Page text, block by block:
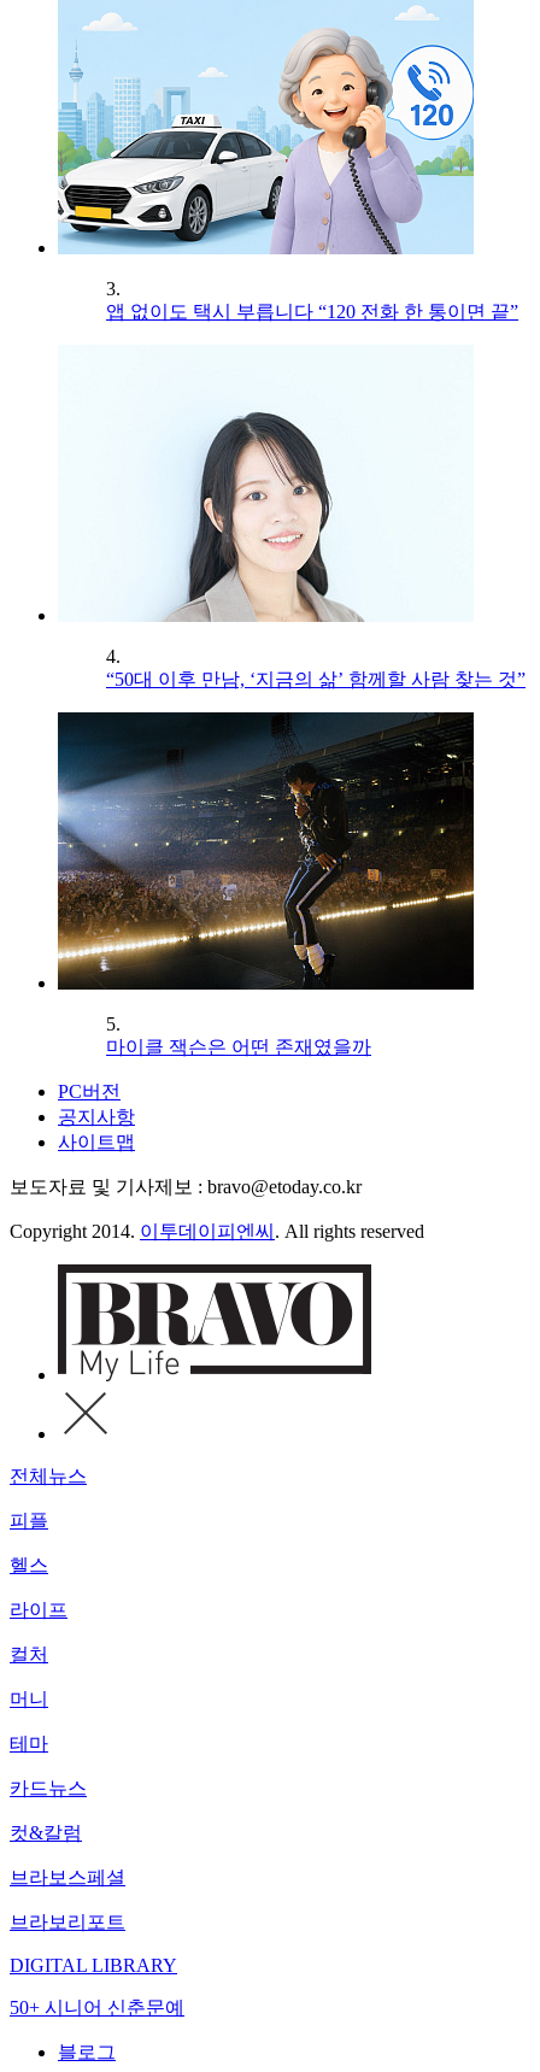
3.
앱 없이도 택시 부릅니다 “120 전화 한 통이면 끝”
4.
“50대 이후 만남, ‘지금의 삶’ 함께할 사람 찾는 것”
5.
마이클 잭슨은 어떤 존재였을까
PC버전
공지사항
사이트맵
보도자료 및 기사제보 : bravo@etoday.co.kr
Copyright 2014. 이투데이피엔씨 . All rights reserved
전체뉴스
피플
헬스
라이프
컬처
머니
테마
카드뉴스
컷&칼럼
브라보스페셜
브라보리포트
DIGITAL LIBRARY
50+ 시니어 신춘문예
블로그